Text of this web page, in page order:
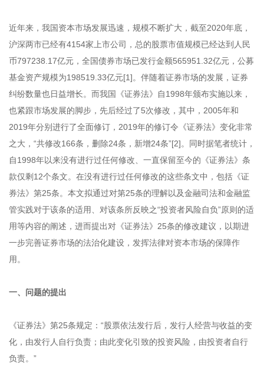
近年来，我国资本市场发展迅速，规模不断扩大，截至2020年底，
沪深两市已经有4154家上市公司，总的股票市值规模已经达到人民
币797238.17亿元，全国债券市场已发行金额565951.32亿元，公募
基金资产规模为198519.33亿元[1]。伴随着证券市场的发展，证券
纠纷数量也日益增长。而我国《证券法》自1998年颁布实施以来，
也紧跟市场发展的脚步，先后经过了5次修改，其中，2005年和
2019年分别进行了全面修订，2019年的修订令《证券法》变化非常
之大，“共修改166条，删除24条，新增24条”[2]。同时据笔者统计，
自1998年以来没有进行过任何修改、一直保留至今的《证券法》条
款仅剩12个条文。在没有进行过任何修改的这些条文中，包括《证
券法》第25条。本文拟通过对第25条的理解以及金融司法和金融监
管实践对于该条的适用、对该条所反映之“投资者风险自负”原则的适
用等内容的阐述，进而提出对《证券法》25条的修改建议，以期进
一步完善证券市场的法治化建设，发挥法律对资本市场的保障作
用。
一、问题的提出
《证券法》第25条规定：“股票依法发行后，发行人经营与收益的变
化，由发行人自行负责；由此变化引致的投资风险，由投资者自行
负责。”